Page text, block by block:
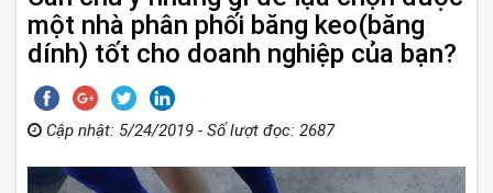
g
n
một nhà phân phối băng keo(băng
dính) tốt cho doanh nghiệp của bạn?
Cập nhật: 5/24/2019 - Số lượt đọc: 2687